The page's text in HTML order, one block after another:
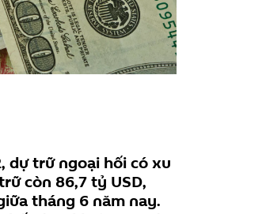
dự trữ ngoại hối có xu
còn 86,7 tỷ USD,
tháng 6 năm nay.